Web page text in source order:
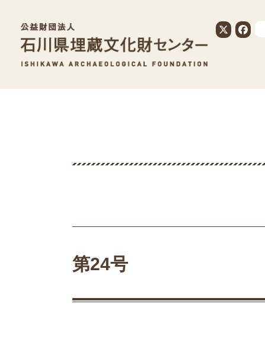
公益財団法
第24号